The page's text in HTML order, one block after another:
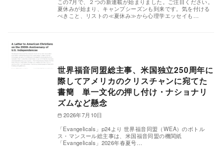
夏休みが始まり、キャンプシーズンも到来です。気を付ける
べきこと、リストの≪夏休み≫から心理学エッセイも…
世界福音同盟総主事、米国独立250周年に
際してアメリカのクリスチャンに宛てた
書簡 単一文化の押し付け・ナショナリ
ズムなど懸念
2026年7月10日
「Evangelicals」p24より 世界福音同盟（WEA）のボトル
ス・マンスール総主事は、米国福音同盟の機関紙
「Evangelicals」2026年春夏号…